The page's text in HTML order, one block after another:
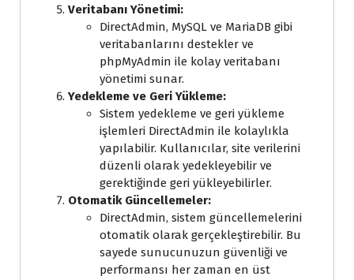
Veritabanı Yönetimi:
DirectAdmin, MySQL ve MariaDB gibi
veritabanlarını destekler ve
phpMyAdmin ile kolay veritabanı
yönetimi sunar.
Yedekleme ve Geri Yükleme:
Sistem yedekleme ve geri yükleme
işlemleri DirectAdmin ile kolaylıkla
yapılabilir. Kullanıcılar, site verilerini
düzenli olarak yedekleyebilir ve
gerektiğinde geri yükleyebilirler.
Otomatik Güncellemeler:
DirectAdmin, sistem güncellemelerini
otomatik olarak gerçekleştirebilir. Bu
sayede sunucunuzun güvenliği ve
performansı her zaman en üst